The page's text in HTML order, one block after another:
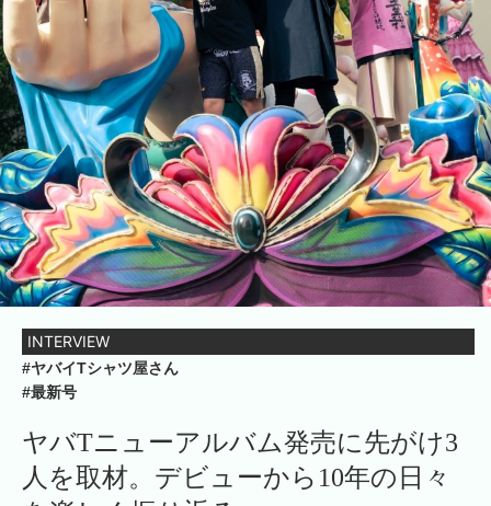
INTERVIEW
#ヤバイTシャツ屋さん
#最新号
ヤバTニューアルバム発売に先がけ3
人を取材。デビューから10年の日々